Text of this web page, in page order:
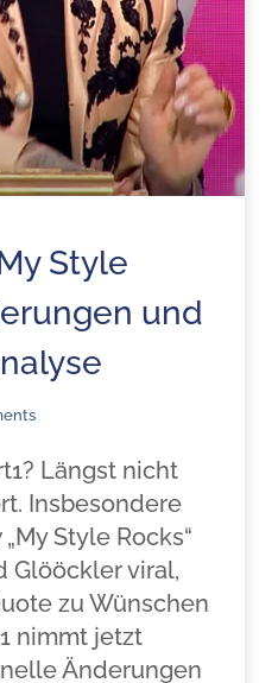
Style
und
Längst nicht
Insbesondere
Style Rocks“
Glööckler viral,
zu Wünschen
nimmt jetzt
Änderungen